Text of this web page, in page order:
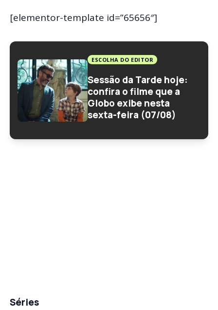
[elementor-template id=”65656″]
ESCOLHA DO EDITOR
Sessão da Tarde hoje:
confira o filme que a
Globo exibe nesta
sexta-feira (07/08)
Séries